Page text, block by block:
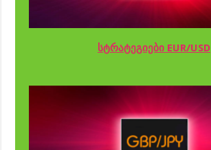
სტრატეგიები EUR/USD